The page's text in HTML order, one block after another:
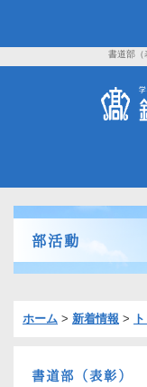
書道部
部活動
ホーム > 新着情報 >
書道部（表彰）